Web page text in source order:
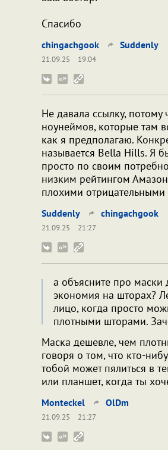
Спасибо
chingachgook Suddenly
21.09.25
19:04
Не давала ссылку, потому
ноунеймов, которые там
как я предполагаю.
называется Bella Hills. Я
просто по своим
низким рейтингом
плохими отрицательными
Suddenly chingachgook
21.09.25
21:27
а объясните про маски
экономия на шторах?
лицо, когда просто
плотными шторами.
Маска дешевле, чем
говоря о том, что кто-
тобой может пялиться в
или планшет, когда ты
Monteckel OlDm
21.09.25
21:27